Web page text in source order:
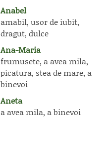
Anabel
amabil, usor de iubit,
dragut, dulce
Ana-Maria
frumusete, a avea mila,
picatura, stea de mare, a
binevoi
Aneta
a avea mila, a binevoi